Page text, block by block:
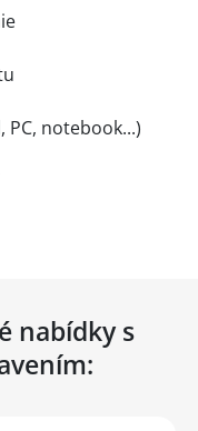
notebook...)
nabídky s